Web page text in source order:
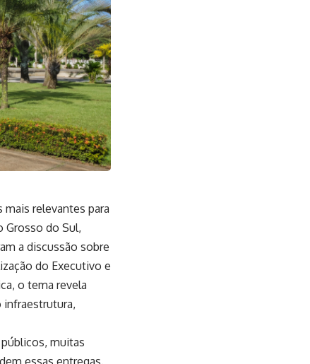
relevantes para
Grosso do Sul,
a discussão sobre
do Executivo e
o tema revela
muitas
essas entregas.